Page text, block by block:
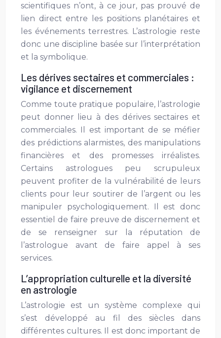
scientifiques n’ont, à ce jour, pas prouvé de
lien direct entre les positions planétaires et
les événements terrestres. L’astrologie reste
donc une discipline basée sur l’interprétation
et la symbolique.
Les dérives sectaires et commerciales :
vigilance et discernement
Comme toute pratique populaire, l’astrologie
peut donner lieu à des dérives sectaires et
commerciales. Il est important de se méfier
des prédictions alarmistes, des manipulations
financières et des promesses irréalistes.
Certains astrologues peu scrupuleux
peuvent profiter de la vulnérabilité de leurs
clients pour leur soutirer de l’argent ou les
manipuler psychologiquement. Il est donc
essentiel de faire preuve de discernement et
de se renseigner sur la réputation de
l’astrologue avant de faire appel à ses
services.
L’appropriation culturelle et la diversité
en astrologie
L’astrologie est un système complexe qui
s’est développé au fil des siècles dans
différentes cultures. Il est donc important de